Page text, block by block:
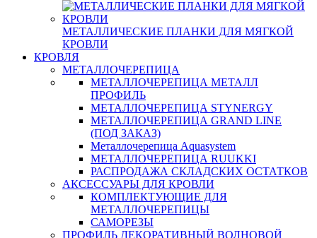
МЕТАЛЛИЧЕСКИЕ ПЛАНКИ ДЛЯ МЯГКОЙ
КРОВЛИ
КРОВЛЯ
МЕТАЛЛОЧЕРЕПИЦА
МЕТАЛЛОЧЕРЕПИЦА МЕТАЛЛ
ПРОФИЛЬ
МЕТАЛЛОЧЕРЕПИЦА STYNERGY
МЕТАЛЛОЧЕРЕПИЦА GRAND LINE
(ПОД ЗАКАЗ)
Металлочерепица Aquasystem
МЕТАЛЛОЧЕРЕПИЦА RUUKKI
РАСПРОДАЖА СКЛАДСКИХ ОСТАТКОВ
АКСЕССУАРЫ ДЛЯ КРОВЛИ
КОМПЛЕКТУЮЩИЕ ДЛЯ
МЕТАЛЛОЧЕРЕПИЦЫ
САМОРЕЗЫ
ПРОФИЛЬ ДЕКОРАТИВНЫЙ ВОЛНОВОЙ